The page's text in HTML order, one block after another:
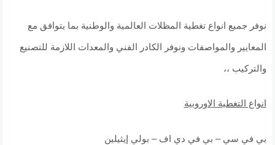
نوفر جميع انواع تغطية المظلات العالمية والوطنية بما يتوافق مع
المعايير والمواصفات ونوفر الكادر الفني والمعدات اللازمة للتصنيع
والتركيب ،،
انواع التغطية الاوروبية
بي في سي – بي في دي اف – بولي إيثيلين